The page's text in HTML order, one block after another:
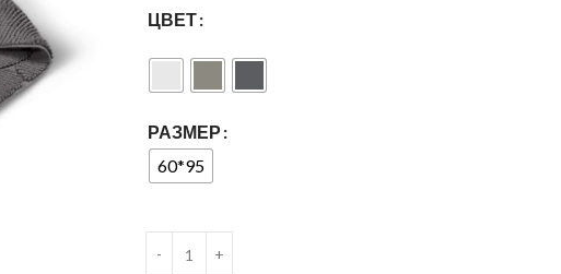
ЦВЕТ
РАЗМЕР
60*95